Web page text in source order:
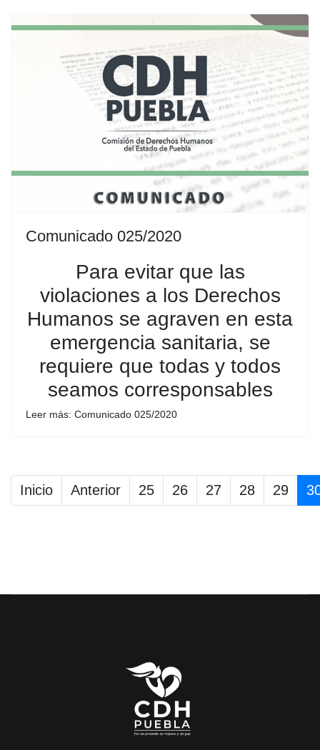
Comunicado 025/2020
Para evitar que las
violaciones a los Derechos
Humanos se agraven en esta
emergencia sanitaria, se
requiere que todas y todos
seamos corresponsables
Leer más: Comunicado 025/2020
Inicio Anterior 25 26 27 28 29